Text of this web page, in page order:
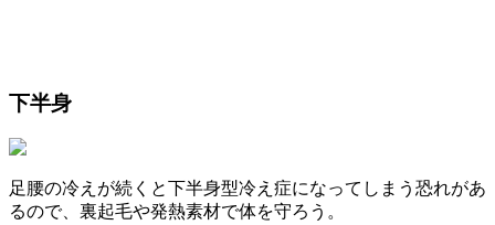
下半身
足腰の冷えが続くと下半身型冷え症になってしまう恐れがあ
るので、裏起毛や発熱素材で体を守ろう。